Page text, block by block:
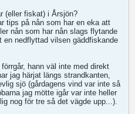
(eller fiskat) i Årsjön?
tips på nån som har en eka att
nån som har nån slags flytande
en nedflyttad vilsen gäddfiskande
hann väl inte med direkt
jag härjat längs strandkanten,
sjö (gårdagens vind var inte så
jag mötte igår var inte heller
nog för tre så det vägde upp...).